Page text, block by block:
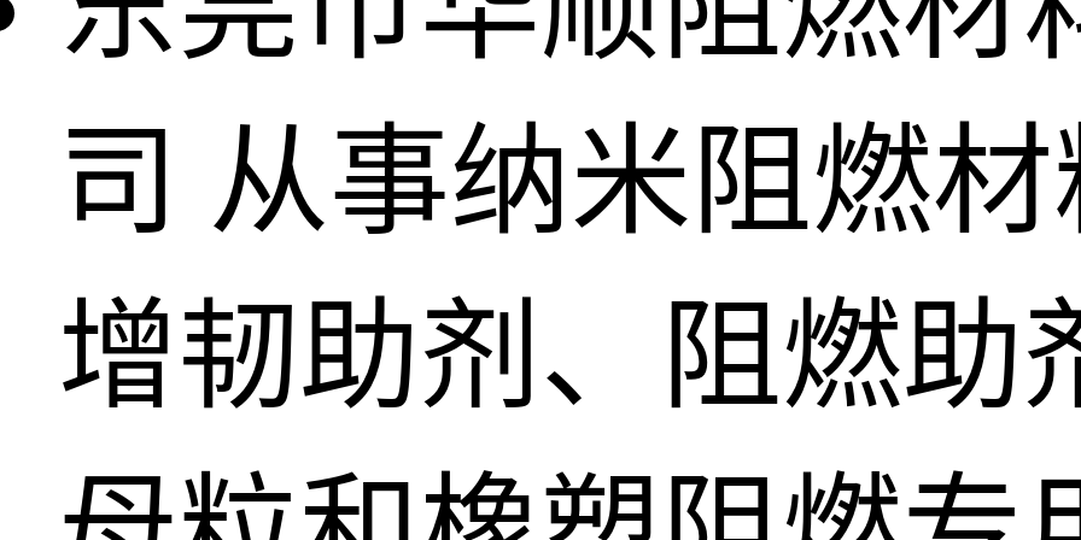
司 从事纳米阻燃
增韧助剂、阻燃助